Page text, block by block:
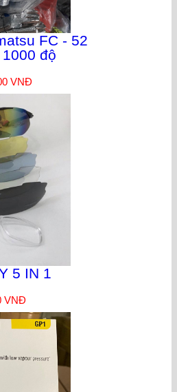
FC - 52
độ
VNĐ
5 IN 1
VNĐ